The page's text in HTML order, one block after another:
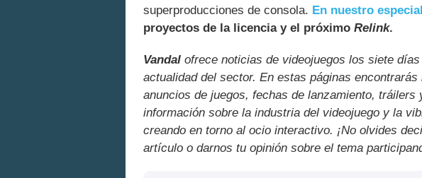
superproducciones de consola. En nuestro especial
proyectos de la licencia y el próximo Relink.
Vandal ofrece noticias de videojuegos los siete
actualidad del sector. En estas páginas
anuncios de juegos, fechas de lanzamiento,
información sobre la industria del videojuego y la
creando en torno al ocio interactivo. ¡No olvides
artículo o darnos tu opinión sobre el tema